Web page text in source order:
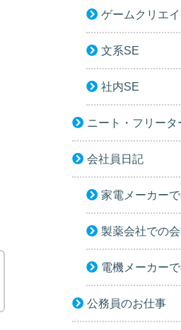
ゲームクリエ
文系SE
社内SE
ニート・フリー
会社員日記
家電メーカー
製薬会社での
電機メーカー
公務員のお仕事